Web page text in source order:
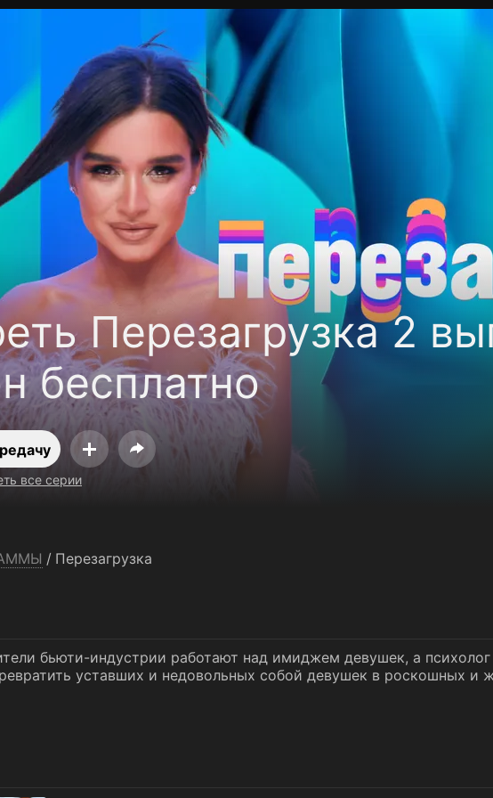
Перезагрузка 2
бесплатно
все серии
/ Перезагрузка
бьюти-индустрии работают над имиджем девушек, а
уставших и недовольных собой девушек в роскошных и
10 92
Политика конфиденциальности Открыть приложение